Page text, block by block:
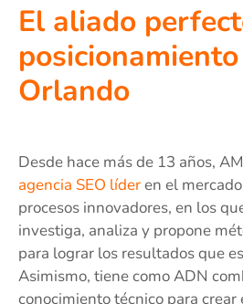
El aliado
posicionamiento
Orlando
Desde hace más de 13 años,
agencia SEO líderen el
procesos innovadores, en los
investiga, analiza y propone
para lograr los resultados que
Asimismo, tiene como ADN
conocimiento técnico para crear